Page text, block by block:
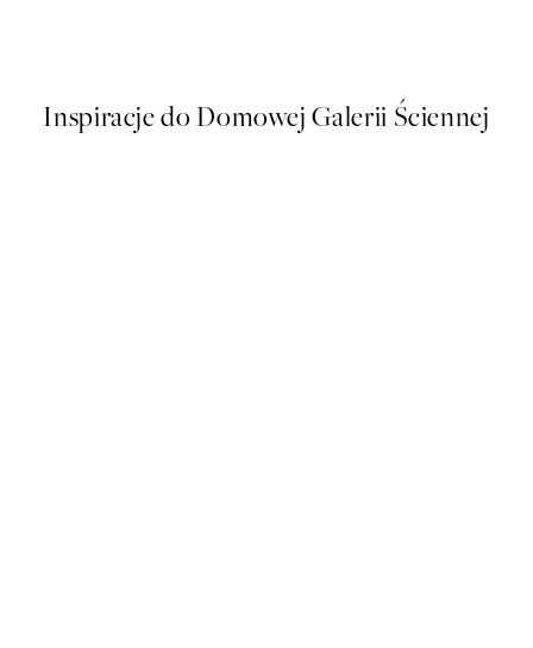
Inspiracje do Domowej Galerii Ściennej